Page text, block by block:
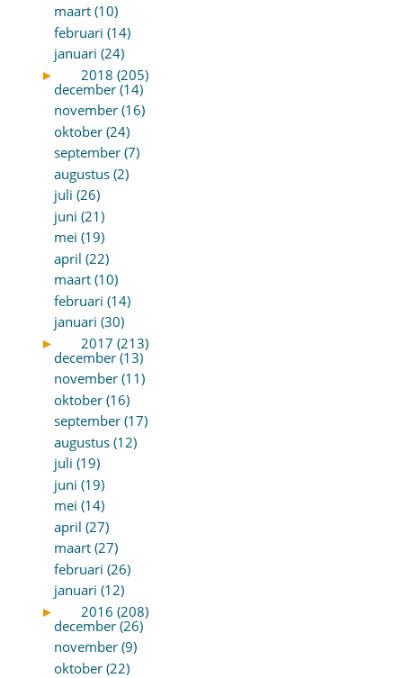
maart (10)
februari (14)
januari (24)
►
2018 (205)
december (14)
november (16)
oktober (24)
september (7)
augustus (2)
juli (26)
juni (21)
mei (19)
april (22)
maart (10)
februari (14)
januari (30)
►
2017 (213)
december (13)
november (11)
oktober (16)
september (17)
augustus (12)
juli (19)
juni (19)
mei (14)
april (27)
maart (27)
februari (26)
januari (12)
►
2016 (208)
december (26)
november (9)
oktober (22)